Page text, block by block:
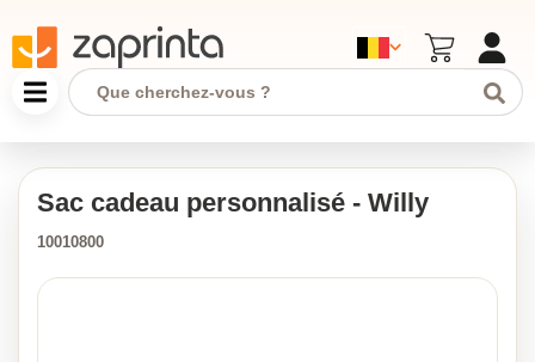
Sac cadeau personnalisé - Willy
10010800